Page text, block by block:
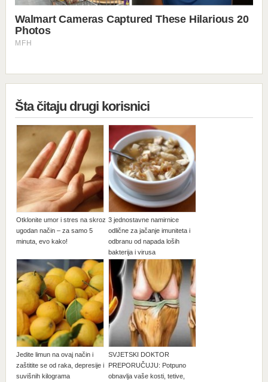
Šta čitaju drugi korisnici
Otklonite umor i stres na skroz
ugodan način – za samo 5
minuta, evo kako!
3 jednostavne namirnice
odlične za jačanje imuniteta i
odbranu od napada loših
bakterija i virusa
Jedite limun na ovaj način i
zaštitite se od raka, depresije i
suvišnih kilograma
SVJETSKI DOKTOR
PREPORUČUJU: Potpuno
obnavlja vaše kosti, tetive,